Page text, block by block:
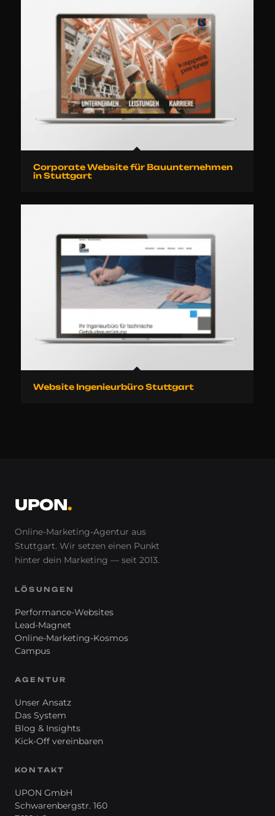
Corporate Website für Bauunternehmen
in Stuttgart
Website Ingenieurbüro Stuttgart
UPON.
Online-Marketing-Agentur aus
Stuttgart. Wir setzen einen Punkt
hinter dein Marketing — seit 2013.
LÖSUNGEN
Performance-Websites
Lead-Magnet
Online-Marketing-Kosmos
Campus
AGENTUR
Unser Ansatz
Das System
Blog & Insights
Kick-Off vereinbaren
KONTAKT
UPON GmbH
Schwarenbergstr. 160